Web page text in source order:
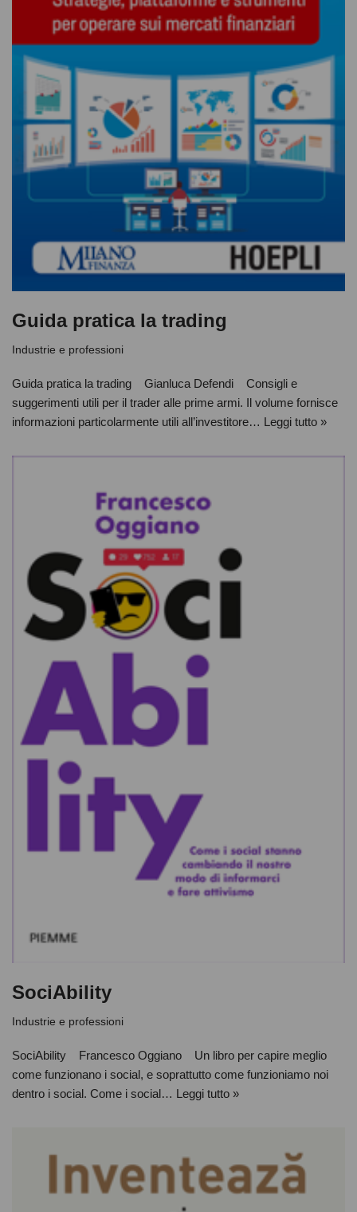
Guida pratica la trading
Industrie e professioni
Guida pratica la trading Gianluca Defendi Consigli e
suggerimenti utili per il trader alle prime armi. Il volume fornisce
informazioni particolarmente utili all’investitore… Leggi tutto »
SociAbility
Industrie e professioni
SociAbility Francesco Oggiano Un libro per capire meglio
come funzionano i social, e soprattutto come funzioniamo noi
dentro i social. Come i social… Leggi tutto »